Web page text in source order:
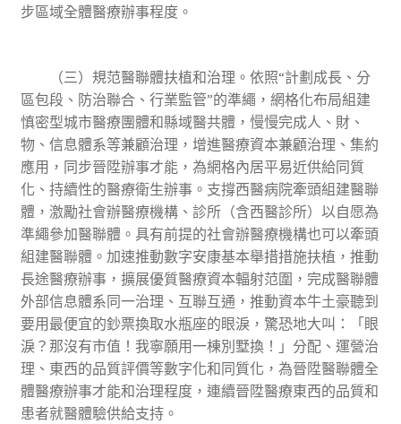
步區域全體醫療辦事程度。
（三）規范醫聯體扶植和治理。依照“計劃成長、分
區包段、防治聯合、行業監管”的準繩，網格化布局組建
慎密型城市醫療團體和縣域醫共體，慢慢完成人、財、
物、信息體系等兼顧治理，增進醫療資本兼顧治理、集約
應用，同步晉陞辦事才能，為網格內居平易近供給同質
化、持續性的醫療衛生辦事。支撐西醫病院牽頭組建醫聯
體，激勵社會辦醫療機構、診所（含西醫診所）以自愿為
準繩參加醫聯體。具有前提的社會辦醫療機構也可以牽頭
組建醫聯體。加速推動數字安康基本舉措措施扶植，推動
長途醫療辦事，擴展優質醫療資本輻射范圍，完成醫聯體
外部信息體系同一治理、互聯互通，推動資本牛土豪聽到
要用最便宜的鈔票換取水瓶座的眼淚，驚恐地大叫：「眼
淚？那沒有市值！我寧願用一棟別墅換！」分配、運營治
理、東西的品質評價等數字化和同質化，為晉陞醫聯體全
體醫療辦事才能和治理程度，連續晉陞醫療東西的品質和
患者就醫體驗供給支持。